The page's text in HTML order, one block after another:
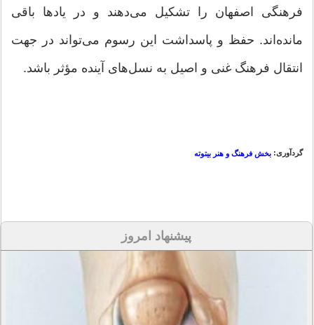
فرهنگی اصفهان را تشکیل می‌دهند و در یادها باقی
مانده‌اند. حفظ و پاسداشت این رسوم می‌تواند در جهت
انتقال فرهنگ غنی و اصیل به نسل‌های آینده مؤثر باشد.
گردآوری: بخش فرهنگ و هنر بیتوته
پیشنهاد امروز